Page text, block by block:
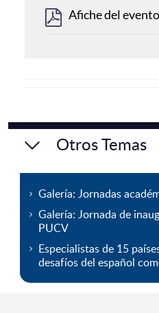
Afiche del evento
Otros Temas
Galería: Jornadas
Galería: Jornada de
PUCV
Especialistas de 15
desafíos del español